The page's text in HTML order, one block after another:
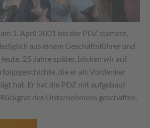
1. April 2001 bei der PDZ startete,
aus einem Geschäftsführer und
25 Jahre später, blicken wir auf
die er als Vordenker
hat. Er hat die PDZ mit aufgebaut
des Unternehmens geschaffen.